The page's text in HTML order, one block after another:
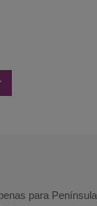
para Península